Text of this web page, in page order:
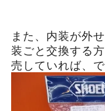
また、内装が外
装ごと交換する
売していれば、